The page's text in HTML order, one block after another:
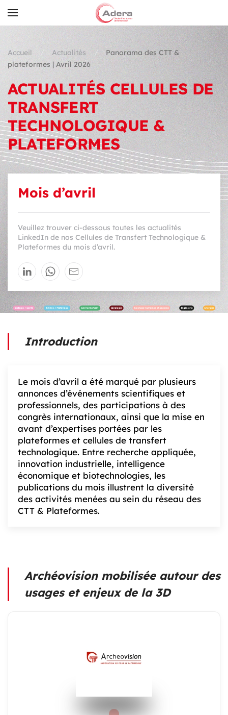
Skip to main content
Accueil Actualités
Panorama des CTT &
plateformes | Avril 2026
ACTUALITÉS CELLULES DE
TRANSFERT
TECHNOLOGIQUE &
PLATEFORMES
Mois d’avril
Veuillez trouver ci-dessous toutes les actualités
LinkedIn de nos Cellules de Transfert Technologique &
Plateformes du mois d’avril.
Introduction
Le mois d’avril a été marqué par plusieurs
annonces d’événements scientifiques et
professionnels, des participations à des
congrès internationaux, ainsi que la mise en
avant d’expertises portées par les
plateformes et cellules de transfert
technologique. Entre recherche appliquée,
innovation industrielle, intelligence
économique et biotechnologies, les
publications du mois illustrent la diversité
des activités menées au sein du réseau des
CTT & Plateformes.
Archéovision mobilisée autour des
usages et enjeux de la 3D